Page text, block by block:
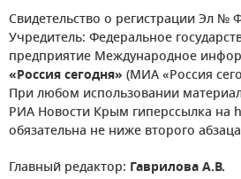
Свидетельство о регистрации Эл №
Учредитель: Федеральное
предприятие Международное
«Россия сегодня» (МИА «Россия
При любом использовании
РИА Новости Крым гиперссылка на
обязательна не ниже второго
Главный редактор: Гаврилова А.В.